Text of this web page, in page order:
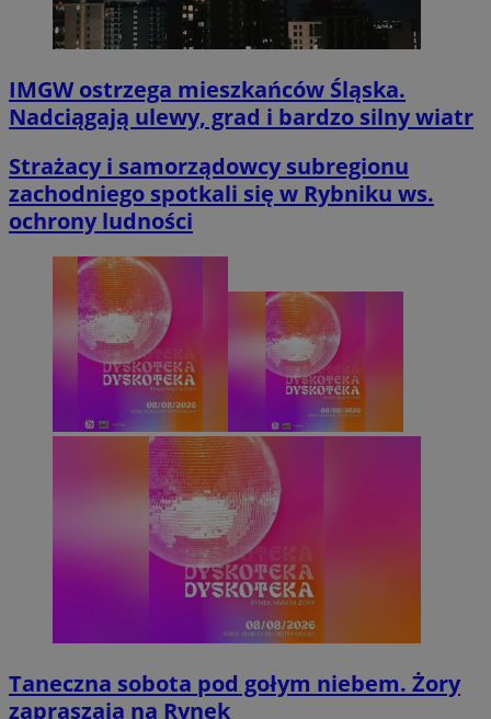
IMGW ostrzega mieszkańców Śląska.
Nadciągają ulewy, grad i bardzo silny wiatr
Strażacy i samorządowcy subregionu
zachodniego spotkali się w Rybniku ws.
ochrony ludności
Taneczna sobota pod gołym niebem. Żory
zapraszają na Rynek